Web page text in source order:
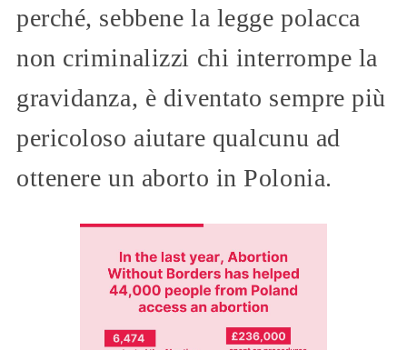
perché, sebbene la legge polacca
non criminalizzi chi interrompe la
gravidanza, è diventato sempre più
pericoloso aiutare qualcunu ad
ottenere un aborto in Polonia.